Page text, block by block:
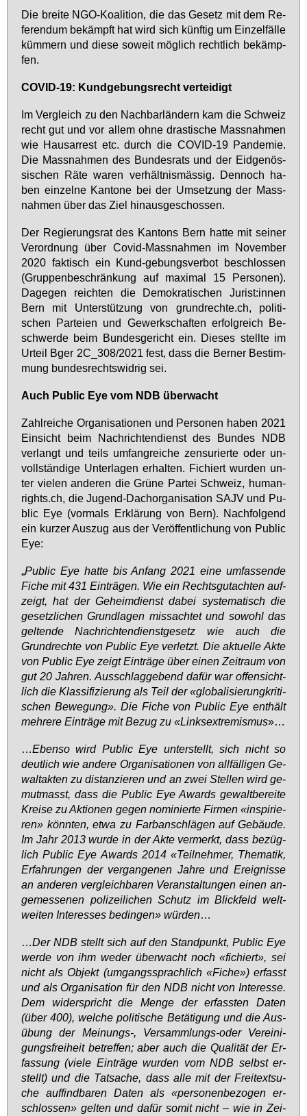
Die brei­te NGO-Ko­ali­ti­on, die das Ge­setz mit dem Re­
fe­ren­dum be­kämpft hat wird sich künf­tig um Ein­zel­fäl­le
küm­mern und die­se so­weit mög­lich recht­lich be­kämp­
fen.
CO­VID-19: Kund­ge­bungs­recht ver­tei­digt
Im Ver­gleich zu den Nach­bar­län­dern kam die Schweiz
recht gut und vor al­lem oh­ne dras­ti­sche Mass­nah­men
wie Haus­ar­rest etc. durch die CO­VID-19 Pan­de­mie.
Die Mass­nah­men des Bun­des­rats und der Eid­ge­nös­
si­schen Rä­te wa­ren ver­hält­nis­mäs­sig. Den­noch ha­
ben ein­zel­ne Kan­to­ne bei der Um­set­zung der Mass­
nah­men über das Ziel hin­aus­ge­schos­sen.
Der Re­gie­rungs­rat des Kan­tons Bern hat­te mit sei­ner
Ver­ord­nung über Co­vid-Mass­nah­men im No­vem­ber
2020 fak­tisch ein Kund-ge­bungs­ver­bot be­schlos­sen
(Grup­pen­be­schrän­kung auf ma­xi­mal 15 Per­so­nen).
Da­ge­gen reich­ten die De­mo­kra­ti­schen Ju­rist:in­nen
Bern mit Un­ter­stüt­zung von grund­rech­te.ch, po­li­ti­
schen Par­tei­en und Ge­werk­schaf­ten er­folg­reich Be­
schwer­de beim Bun­des­ge­richt ein. Die­ses stell­te im
Ur­teil Bger 2C_308/2021 fest, dass die Ber­ner Be­stim­
mung bun­des­rechts­wid­rig sei.
Auch Pu­blic Eye vom NDB über­wacht
Zahl­rei­che Or­ga­ni­sa­tio­nen und Per­so­nen ha­ben 2021
Ein­sicht beim Nach­rich­ten­dienst des Bun­des NDB
ver­langt und teils um­fang­rei­che zen­su­rier­te oder un­
voll­stän­di­ge Un­ter­la­gen er­hal­ten. Fi­chiert wur­den un­
ter vie­len an­de­ren die Grü­ne Par­tei Schweiz, hu­man­
rights.ch, die Ju­gend-Dach­or­ga­ni­sa­ti­on SAJV und Pu­
blic Eye (vor­mals Er­klä­rung von Bern). Nach­fol­gend
ein kur­zer Aus­zug aus der Ver­öf­fent­li­chung von Pu­blic
Eye:
„Pu­blic Eye hat­te bis An­fang 2021 ei­ne um­fas­sen­de
Fi­che mit 431 Ein­trä­gen. Wie ein Rechts­gut­ach­ten auf­
zeigt, hat der Ge­heim­dienst da­bei sys­te­ma­tisch die
ge­setz­li­chen Grund­la­gen miss­ach­tet und so­wohl das
gel­ten­de Nach­rich­ten­dienst­ge­setz wie auch die
Grund­rech­te von Pu­blic Eye ver­letzt. Die ak­tu­el­le Ak­te
von Pu­blic Eye zeigt Ein­trä­ge über ei­nen Zeit­raum von
gut 20 Jah­ren. Aus­schlag­ge­bend da­für war of­fen­sicht­
lich die Klas­si­fi­zie­rung als Teil der «glo­ba­li­sie­rungkri­ti­
schen Be­we­gung». Die Fi­che von Pu­blic Eye ent­hält
meh­re­re Ein­trä­ge mit Be­zug zu «Links­ex­tre­mis­mus»…
…Eben­so wird Pu­blic Eye un­ter­stellt, sich nicht so
deut­lich wie an­de­re Or­ga­ni­sa­tio­nen von all­fäl­li­gen Ge­
walt­ak­ten zu dis­tan­zie­ren und an zwei Stel­len wird ge­
mut­masst, dass die Pu­blic Eye Awards ge­walt­be­rei­te
Krei­se zu Ak­tio­nen ge­gen no­mi­nier­te Fir­men «in­spi­rie­
ren» könn­ten, et­wa zu Farb­an­schlä­gen auf Ge­bäu­de.
Im Jahr 2013 wur­de in der Ak­te ver­merkt, dass be­züg­
lich Pu­blic Eye Awards 2014 «Teil­neh­mer, The­ma­tik,
Er­fah­run­gen der ver­gan­ge­nen Jah­re und Er­eig­nis­se
an an­de­ren ver­gleich­ba­ren Ver­an­stal­tun­gen ei­nen an­
ge­mes­se­nen po­li­zei­li­chen Schutz im Blick­feld welt­
wei­ten In­ter­es­ses be­din­gen» wür­den…
…Der NDB stellt sich auf den Stand­punkt, Pu­blic Eye
wer­de von ihm we­der über­wacht noch «fi­chiert», sei
nicht als Ob­jekt (um­gangs­sprach­lich «Fi­che») er­fasst
und als Or­ga­ni­sa­ti­on für den NDB nicht von In­ter­es­se.
Dem wi­der­spricht die Men­ge der er­fass­ten Da­ten
(über 400), wel­che po­li­ti­sche Be­tä­ti­gung und die Aus­
übung der Mei­nungs-, Ver­samm­lungs-oder Ver­ei­ni­
gungs­frei­heit be­tref­fen; aber auch die Qua­li­tät der Er­
fas­sung (vie­le Ein­trä­ge wur­den vom NDB selbst er­
stellt) und die Tat­sa­che, dass al­le mit der Frei­text­su­
che auf­find­ba­ren Da­ten als «per­so­nen­be­zo­gen er­
schlos­sen» gel­ten und da­für so­mit nicht – wie in Zei­